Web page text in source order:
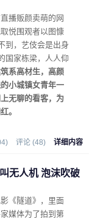
播贩颜卖萌的网
悦围观者以图慷
到，艺伎会是出身
国家栋梁，人人仰
系高材生，高颜
小城镇女青年一
无聊的看客，为
。
评论 (48) 详细内容
无人机 泡沫吹破
《隧道》，里面
媒体为了拍到第